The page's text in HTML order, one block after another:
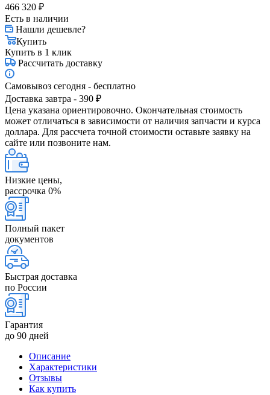
466 320 ₽
Есть в наличии
Нашли дешевле?
Купить
Купить в 1 клик
Рассчитать доставку
Самовывоз сегодня - бесплатно
Доставка завтра - 390 ₽
Цена указана ориентировочно. Окончательная стоимость
может отличаться в зависимости от наличия запчасти и курса
доллара. Для рассчета точной стоимости оставьте заявку на
сайте или позвоните нам.
Низкие цены,
рассрочка 0%
Полный пакет
документов
Быстрая доставка
по России
Гарантия
до 90 дней
Описание
Характеристики
Отзывы
Как купить